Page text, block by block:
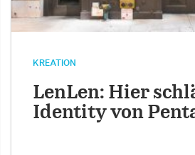
KREATION
LenLen: Hier
Identity von